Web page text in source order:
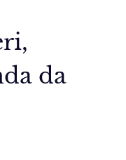
da